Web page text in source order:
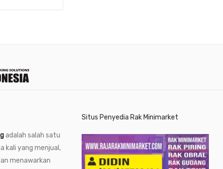
adalah salah satu
kali yang menjual,
menawarkan
Situs Penyedia Rak Minimarket